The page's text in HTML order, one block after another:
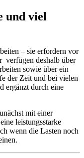
und viel
– sie erfordern vor
verfügen deshalb über
sowie über ein
der Zeit und bei vielen
ergänzt durch eine
mit einer
leistungsstarke
wenn die Lasten noch